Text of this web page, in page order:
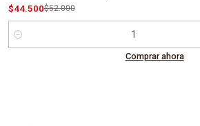
$44.500$52.000
Cantidad
Comprar ahora